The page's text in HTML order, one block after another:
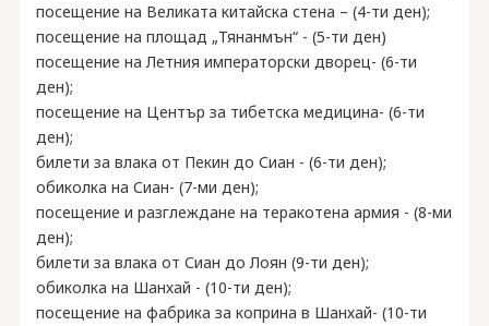
посещение на Великата китайска стена – (4-ти ден);
посещение на площад „Тянанмън“ - (5-ти ден)
посещение на Летния императорски дворец- (6-ти
ден);
посещение на Център за тибетска медицина- (6-ти
ден);
билети за влака от Пекин до Сиан - (6-ти ден);
обиколка на Сиан- (7-ми ден);
посещение и разглеждане на теракотена армия - (8-ми
ден);
билети за влака от Сиан до Лоян (9-ти ден);
обиколка на Шанхай - (10-ти ден);
посещение на фабрика за коприна в Шанхай- (10-ти